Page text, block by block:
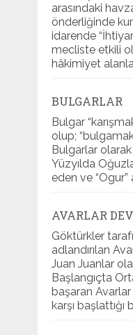
arasındaki
önderliğinde
idarende
mecliste etkili
hâkimiyet
BULGARLAR
Bulgar
olup;
Bulgarlar olarak
Yüzyılda
eden ve “Ogur”
AVARLAR
Göktürkler
adlandırılan
Juan Juanlar
Başlangıçta
başaran
karşı başlattığı